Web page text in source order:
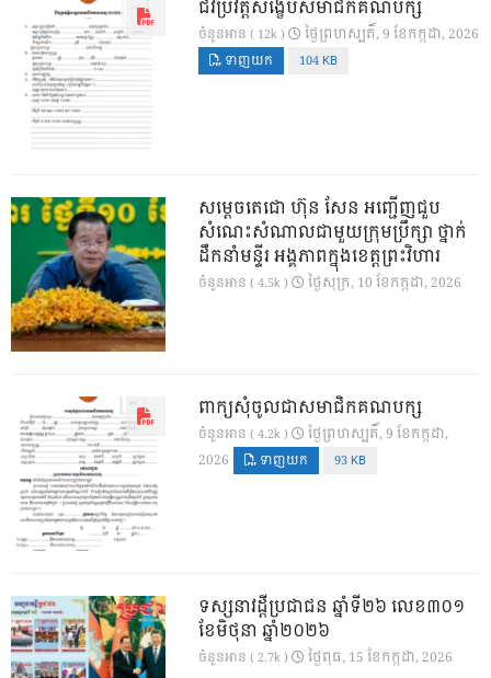
ជីវប្រវត្តិសង្ខេបសមាជិកគណបក្ស
ចំនួនអាន ( 12k ) ថ្ងៃ​ព្រហស្បតិ៍, 9 ខែ​កក្កដា, 2026
ទាញយក 104 KB
សម្តេចតេជោ ហ៊ុន សែន អញ្ជើញជួប
សំណេះសំណាលជាមួយក្រុមប្រឹក្សា ថ្នាក់
ដឹកនាំមន្ទីរ អង្គភាពក្នុងខេត្តព្រះវិហារ
ចំនួនអាន ( 4.5k ) ថ្ងៃ​សុក្រ, 10 ខែ​កក្កដា, 2026
ពាក្យសុំចូលជាសមាជិកគណបក្ស
ចំនួនអាន ( 4.2k )
ថ្ងៃ​ព្រហស្បតិ៍, 9 ខែ​កក្កដា,
2026
ទាញយក 93 KB
ទស្សនាវដ្ដីប្រជាជន ឆ្នាំទី២៦ លេខ៣០១
ខែមិថុនា ឆ្នាំ២០២៦
ចំនួនអាន ( 2.7k ) ថ្ងៃ​ពុធ, 15 ខែ​កក្កដា, 2026